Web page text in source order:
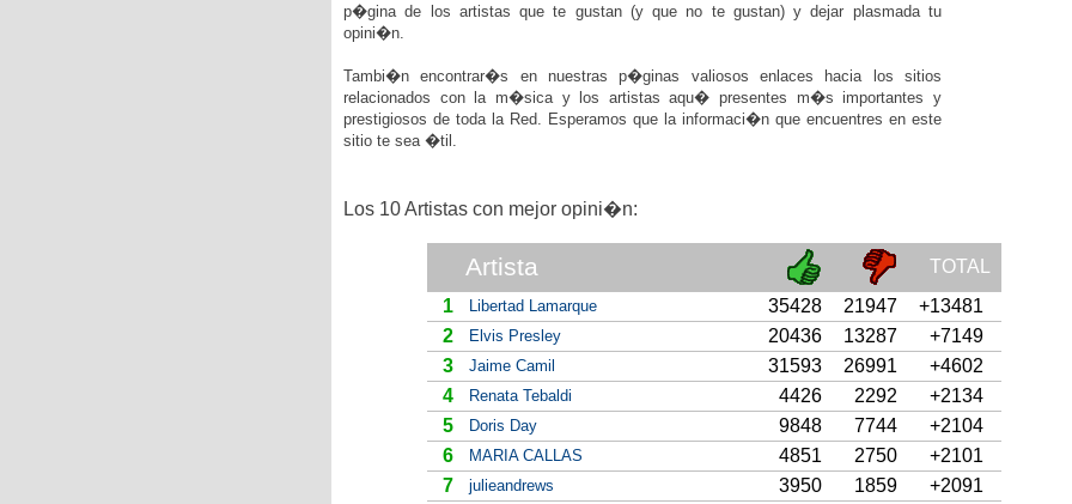
p�gina de los artistas que te gustan (y que no te gustan) y dejar plasmada tu
opini�n.
Tambi�n encontrar�s en nuestras p�ginas valiosos enlaces hacia los sitios
relacionados con la m�sica y los artistas aqu� presentes m�s importantes y
prestigiosos de toda la Red. Esperamos que la informaci�n que encuentres en este
sitio te sea �til.
Los 10 Artistas con mejor opini�n:
Artista
TOTAL
1
Libertad Lamarque 35428 21947
+13481
2
Elvis Presley 20436 13287
+7149
3
Jaime Camil 31593 26991
+4602
4
Renata Tebaldi 4426 2292
+2134
5
Doris Day 9848 7744
+2104
6
MARIA CALLAS 4851 2750
+2101
7
julieandrews 3950 1859
+2091